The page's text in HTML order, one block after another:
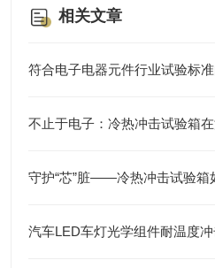
相关文章
汽车LED车灯光学组件耐温度